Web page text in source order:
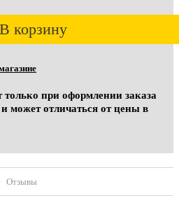
В корзину
только при оформлении заказа
и может отличаться от цены в
Отзывы